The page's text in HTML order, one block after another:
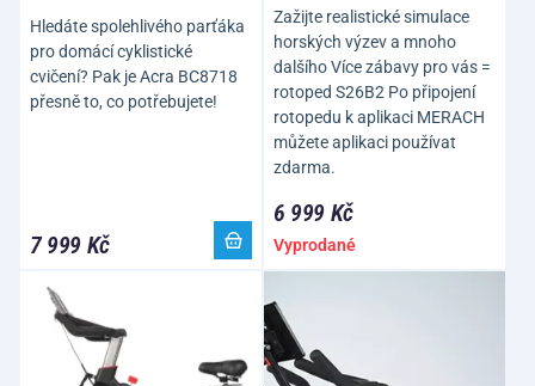
Hledáte spolehlivého parťáka
pro domácí cyklistické
cvičení? Pak je Acra BC8718
přesně to, co potřebujete!
7 999 Kč
Zažijte realistické simulace
horských výzev a mnoho
dalšího Více zábavy pro vás =
rotoped S26B2 Po připojení
rotopedu k aplikaci MERACH
můžete aplikaci používat
zdarma.
6 999 Kč
Vyprodané